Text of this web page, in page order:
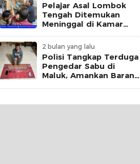
Pelajar Asal Lombok
Tengah Ditemukan
Meninggal di Kamar
Komunikasi Terakhir
Korban
2 bulan yang lalu
Polisi Tangkap Terduga
Pengedar Sabu di
Maluk, Amankan Barang